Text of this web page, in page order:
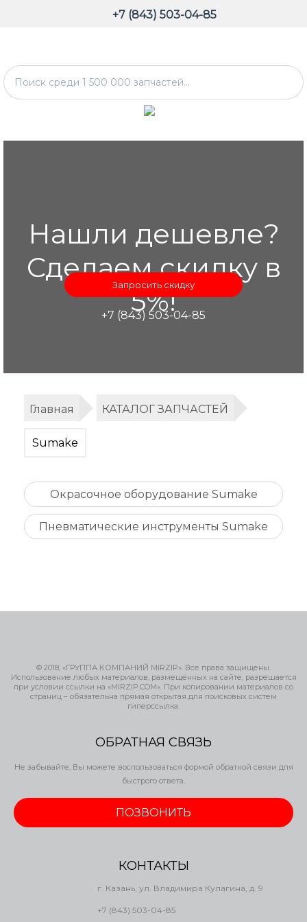
+7 (843) 503-04-85
Нашли дешевле?
Сделаем скидку в
5%!
Запросить скидку
+7 (843) 503-04-85
Главная КАТАЛОГ ЗАПЧАСТЕЙ
Sumake
Окрасочное оборудование Sumake
Пневматические инструменты Sumake
© 2018, «ГРУППА КОМПАНИЙ MIRZIP». Все права защищены.
Использование любых материалов, размещённых на сайте, разрешается
при условии ссылки на «MIRZIP.COM». При копировании материалов со
страниц – обязательна прямая открытая для поисковых систем
гиперссылка.
ОБРАТНАЯ СВЯЗЬ
Не забывайте, Вы можете воспользоваться формой обратной связи для
быстрого ответа.
ПОЗВОНИТЬ
КОНТАКТЫ
г. Казань, ул. Владимира Кулагина, д. 9
+7 (843) 503-04-85